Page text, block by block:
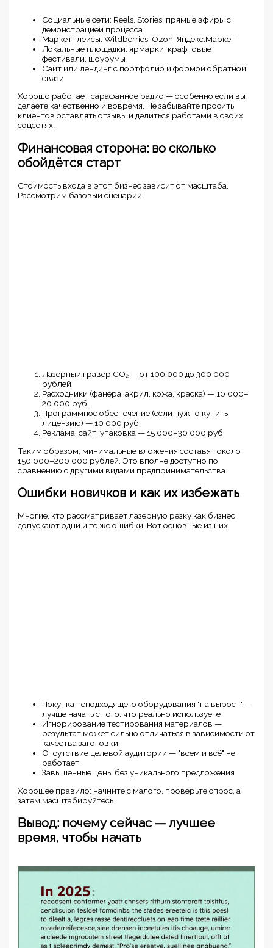
Социальные сети: Reels, Stories, прямые эфиры с
демонстрацией процесса
Маркетплейсы: Wildberries, Ozon, Яндекс.Маркет
Локальные площадки: ярмарки, крафтовые
фестивали, шоурумы
Сайт или лендинг с портфолио и формой обратной
связи
Хорошо работает сарафанное радио — особенно если вы
делаете качественно и вовремя. Не забывайте просить
клиентов оставлять отзывы и делиться работами в своих
соцсетях.
Финансовая сторона: во сколько
обойдётся старт
Стоимость входа в этот бизнес зависит от масштаба.
Рассмотрим базовый сценарий:
Лазерный гравёр CO₂ — от 100 000 до 300 000
рублей
Расходники (фанера, акрил, кожа, краска) — 10 000–
20 000 руб.
Программное обеспечение (если нужно купить
лицензию) — 10 000 руб.
Реклама, сайт, упаковка — 15 000–30 000 руб.
Таким образом, минимальные вложения составят около
150 000–200 000 рублей. Это вполне доступно по
сравнению с другими видами предпринимательства.
Ошибки новичков и как их избежать
Многие, кто рассматривает лазерную резку как бизнес,
допускают одни и те же ошибки. Вот основные из них:
Покупка неподходящего оборудования "на вырост" —
лучше начать с того, что реально используете
Игнорирование тестирования материалов —
результат может сильно отличаться в зависимости от
качества заготовки
Отсутствие целевой аудитории — "всем и всё" не
работает
Завышенные цены без уникального предложения
Хорошее правило: начните с малого, проверьте спрос, а
затем масштабируйтесь.
Вывод: почему сейчас — лучшее
время, чтобы начать